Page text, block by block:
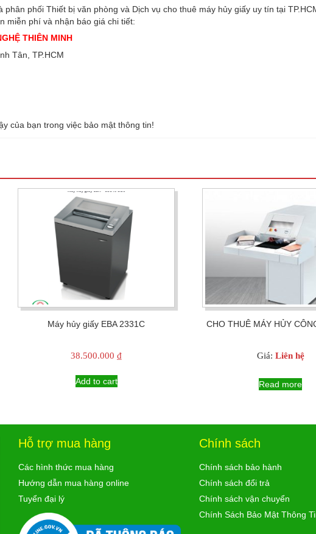
phân phối Thiết bị văn phòng và Dịch vụ cho thuê máy hủy giấy uy tín tại
miễn phí và nhận báo giá chi tiết:
THIÊN MINH
Tân, TP.HCM
của bạn trong việc bảo mật thông tin!
Máy hủy giấy EBA 2331C
38.500.000₫
Add to cart
CHO THUÊ MÁY HỦY
Giá: Liên hệ
Read more
Hỗ trợ mua hàng
Các hình thức mua hàng
Hướng dẫn mua hàng online
Tuyển đại lý
Chính sách
Chính sách bảo hành
Chính sách đổi trả
Chính sách vận chuyển
Chính Sách Bảo Mật Thông